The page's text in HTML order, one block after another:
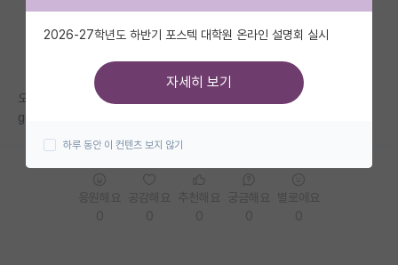
자유 게시판(아무개랩)
미국 유학 게시판
미국 대학원 합격 후기 게시판
대학원 합격 후기 게시판
오하이오 주립대 공대 undergrad 1학년으로 가게되었는데, undergrad,
grad 수준이 어느 정도 되나요?
2026-27학년도 하반기 포스텍 대학원 온라인 설명회 실시
자세히 보기
하루 동안 이 컨텐츠 보지 않기